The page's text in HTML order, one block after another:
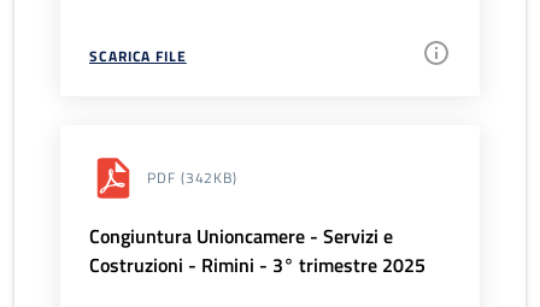
SCARICA FILE
PDF (342KB)
Congiuntura Unioncamere - Servizi e
Costruzioni - Rimini - 3° trimestre 2025